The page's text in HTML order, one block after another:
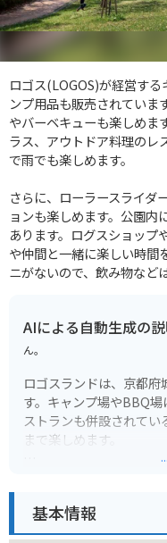
ロゴス(LOGOS)が経営す
ンプ用品も販売されていま
やバーベキューも楽しめま
ラス、アウトドア料理のレ
で雨でも楽しめます。
さらに、ローラースライダ
ョンも楽しめます。公園内
あります。ログスショップ
や仲間と一緒に楽しい時間
ニがないので、飲み物など
AIによる自動生成の
ん。
ロゴスランドは、京都
す。キャンプ場やBBQ
ストランも併設されて
まで楽しめます。
きます。遊具広場やド
すめです。
基本情報